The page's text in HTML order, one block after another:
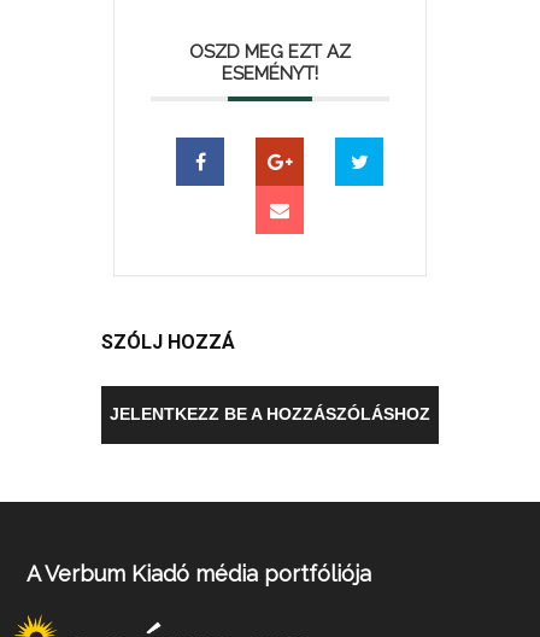
OSZD MEG EZT AZ
ESEMÉNYT!
SZÓLJ HOZZÁ
JELENTKEZZ BE A HOZZÁSZÓLÁSHOZ
A Verbum Kiadó média portfóliója